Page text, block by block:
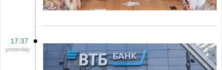
17:37
yesterday